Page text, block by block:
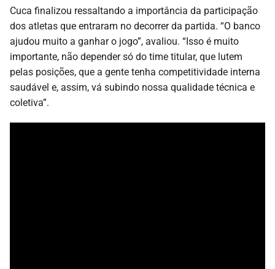
Cuca finalizou ressaltando a importância da participação
dos atletas que entraram no decorrer da partida. “O banco
ajudou muito a ganhar o jogo”, avaliou. “Isso é muito
importante, não depender só do time titular, que lutem
pelas posições, que a gente tenha competitividade interna
saudável e, assim, vá subindo nossa qualidade técnica e
coletiva”.